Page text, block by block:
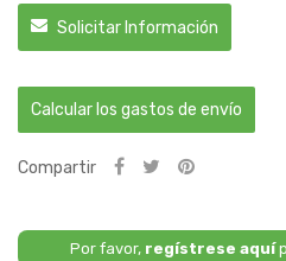
Solicitar Información
Calcular los gastos de envío
Compartir
Por favor, regístrese aquí